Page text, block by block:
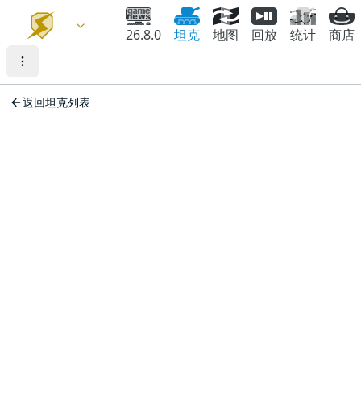
26.8.0 坦克 地图 回放 统计 商店
返回坦克列表